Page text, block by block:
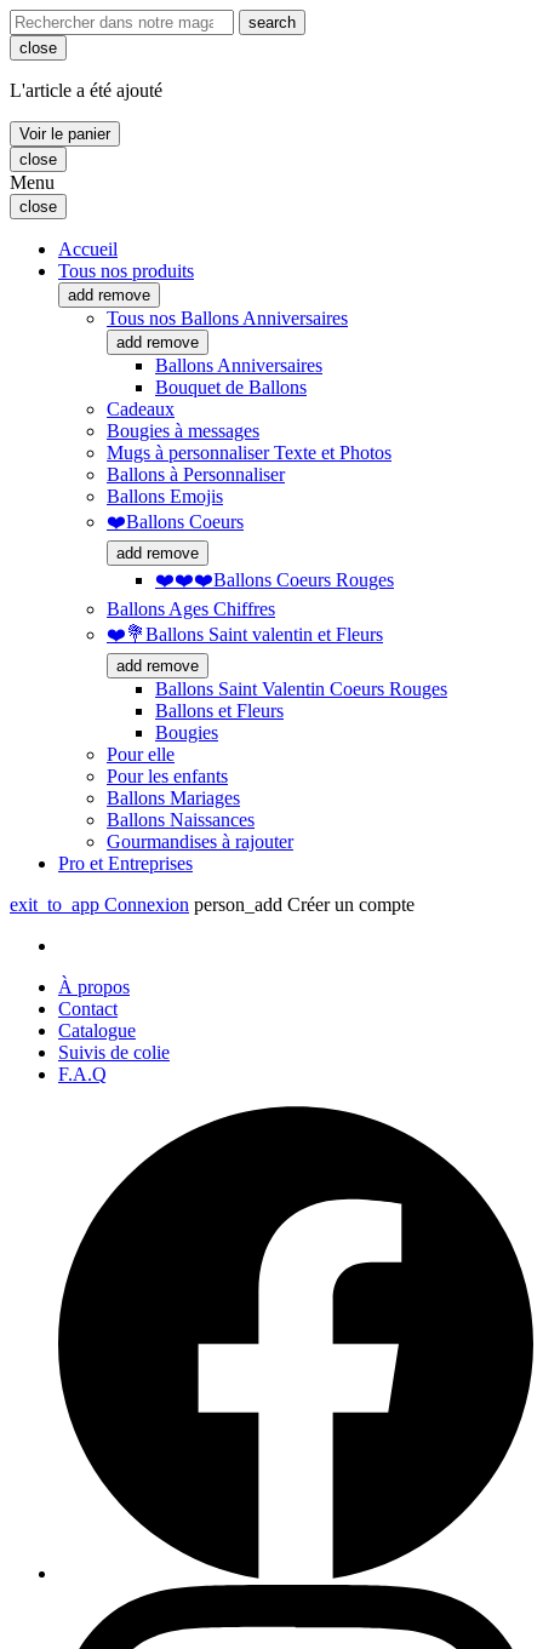
search
close
L'article a été ajouté
Voir le panier
close
Menu
close
Accueil
Tous nos produits
add remove
Tous nos Ballons Anniversaires
add remove
Ballons Anniversaires
Bouquet de Ballons
Cadeaux
Bougies à messages
Mugs à personnaliser Texte et Photos
Ballons à Personnaliser
Ballons Emojis
❤️Ballons Coeurs
add remove
❤️❤️❤️Ballons Coeurs Rouges
Ballons Ages Chiffres
❤️💐Ballons Saint valentin et Fleurs
add remove
Ballons Saint Valentin Coeurs Rouges
Ballons et Fleurs
Bougies
Pour elle
Pour les enfants
Ballons Mariages
Ballons Naissances
Gourmandises à rajouter
Pro et Entreprises
exit_to_app Connexion person_add Créer un compte
À propos
Contact
Catalogue
Suivis de colie
F.A.Q